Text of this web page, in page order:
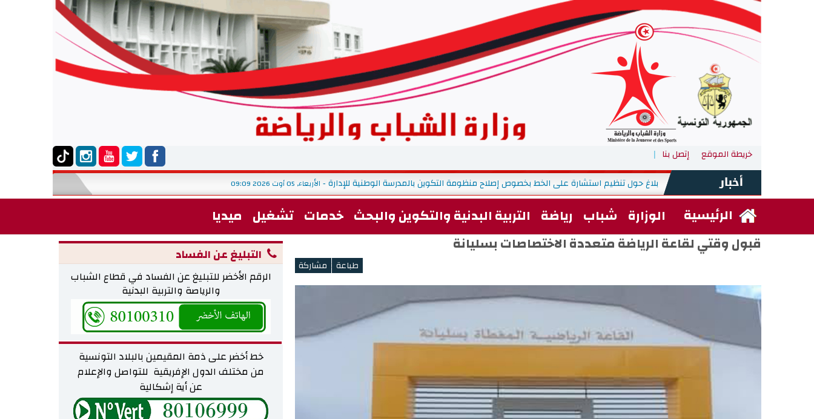
خريطة الموقع
إتصل بنا
بلاغ حول تنظيم استشارة على الخط بخصوص إصلاح منظومة التكوين بالمدرسة الوطنية للإدارة - الأربعاء, 05 أوت 2026 09:09
الرئيسية الوزارة شباب رياضة التربية البدنية والتكوين والبحث خدمات تشغيل ميديا
قبول وقتي لقاعة الرياضة متعددة الاختصاصات بسليانة
<
التبليغ عن الفساد
الرقم الأخضر للتبليغ عن الفساد في قطاع الشباب
والرياصة والتربية البدنية
خط أخضر على ذمة المقيمين بالبلاد التونسية
من مختلف الدول الإفريقية للتواصل والإعلام
عن أية إشكالية